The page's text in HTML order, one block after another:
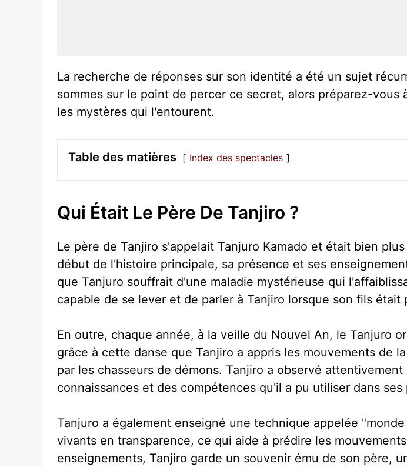
La recherche de réponses sur son identité a été un sujet
sommes sur le point de percer ce secret, alors préparez-
les mystères qui l'entourent.
Table des matières Index des spectacles
Qui Était Le Père De Tanjiro ?
Le père de Tanjiro s'appelait Tanjuro Kamado et était bien
début de l'histoire principale, sa présence et ses
que Tanjuro souffrait d'une maladie mystérieuse qui
capable de se lever et de parler à Tanjiro lorsque son fils était
En outre, chaque année, à la veille du Nouvel An, le Tanjuro
grâce à cette danse que Tanjiro a appris les mouvements de
par les chasseurs de démons. Tanjiro a observé
connaissances et des compétences qu'il a pu utiliser dans
Tanjuro a également enseigné une technique appelée
vivants en transparence, ce qui aide à prédire les
enseignements, Tanjiro garde un souvenir ému de son père,